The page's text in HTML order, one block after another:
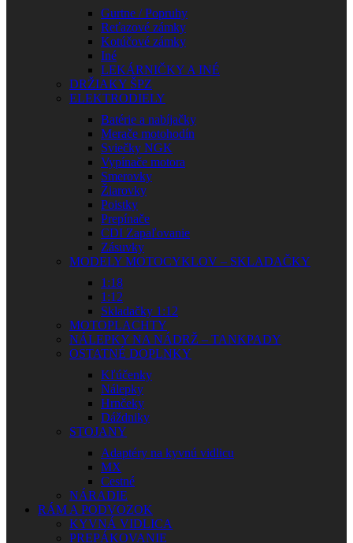
Gurtne / Popruhy
Reťazové zámky
Kotúčové zámky
Iné
LEKÁRNIČKY A INÉ
DRŽIAKY ŠPZ
ELEKTRODIELY
Batérie a nabíjačky
Merače motohodín
Sviečky NGK
Vypínače motora
Smerovky
Žiarovky
Poistky
Prepínače
CDI Zapaľovanie
Zásuvky
MODELY MOTOCYKLOV – SKLADAČKY
1:18
1:12
Skladačky 1:12
MOTOPLACHTY
NÁLEPKY NA NÁDRŽ – TANKPADY
OSTATNÉ DOPLNKY
Kľúčenky
Nálepky
Hrnčeky
Dáždniky
STOJANY
Adaptéry na kyvnú vidlicu
MX
Cestné
NÁRADIE
RÁM A PODVOZOK
KYVNÁ VIDLICA
PREPÁKOVANIE